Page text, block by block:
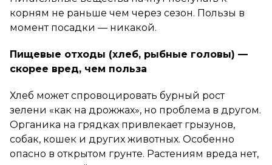
корням не раньше чем через сезон. Пользы в
момент посадки — никакой.
Пищевые отходы (хлеб, рыбные головы) —
скорее вред, чем польза
Хлеб может спровоцировать бурный рост
зелени «как на дрожжах», но проблема в другом.
Органика на грядках привлекает грызунов,
собак, кошек и других животных. Особенно
опасно в открытом грунте. Растениям вреда нет,